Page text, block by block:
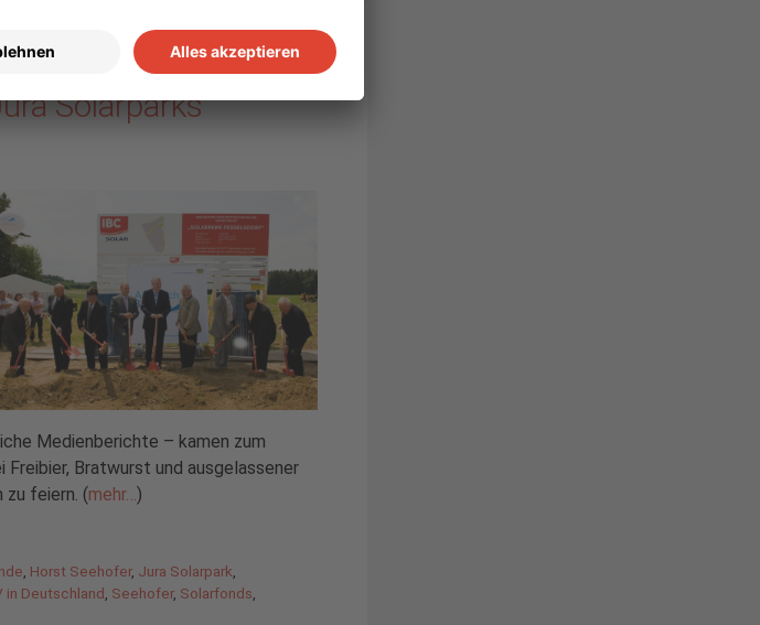
fiel der
Solarparks
Medienberichte – kamen zum
Freibier, Bratwurst und ausgelassener
zu feiern. (mehr… )
Horst Seehofer, Jura Solarpark
in Deutschland Seehofer, Solarfonds